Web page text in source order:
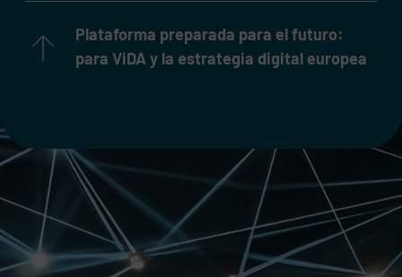
Plataforma preparada para el futuro:
para ViDA y la estrategia digital europea